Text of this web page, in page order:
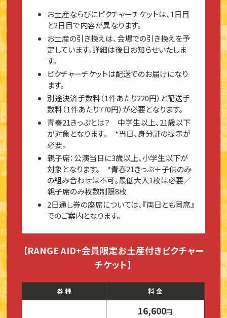
お土産ならびにピクチャーチケットは、1日目
と2日目で内容が異なります。
お土産の引き換えは、会場での引き換えを予
定しています。詳細は後日お知らせいたしま
す。
ピクチャーチケットは配送でのお届けになり
ます。
別途決済手数料（1件あたり220円）と配送手
数料（1件あたり770円）が必要となります。
青春21きっぷとは？ 中学生以上、21歳以下
が対象となります。 *当日、身分証の提示が
必要。
親子席：公演当日に3歳以上、小学生以下が
対象となります。 *青春21きっぷ＋子供のみ
の組み合わせは不可。最低大人1枚は必要／
親子席のみ枚数制限8枚
2日通し券の座席については、『両日とも同席』
でのご案内となります。
【RANGE AID+会員限定お土産付きピクチャー
チケット】
券 種 料 金
16,600円